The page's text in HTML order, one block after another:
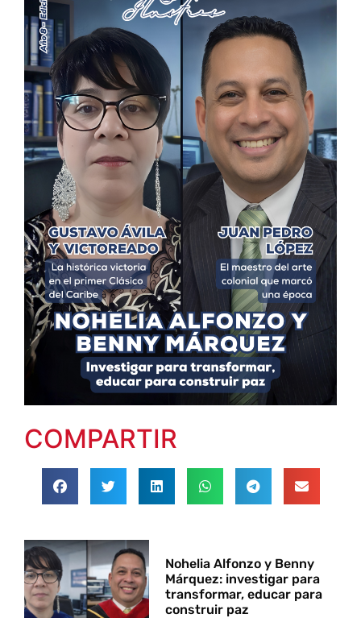
COMPARTIR
Nohelia Alfonzo y Benny
Márquez: investigar para
transformar, educar para
construir paz